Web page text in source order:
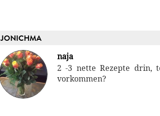
JONICHMA
naja
2 -3 nette Rezepte drin,
vorkommen?